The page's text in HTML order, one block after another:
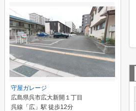
守屋ガレージ
広島県呉市広大新開１丁目
呉線「広」駅 徒歩12分